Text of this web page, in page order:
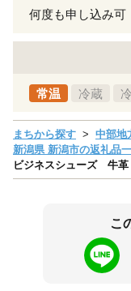
何度も申し込み可
常温 冷蔵
まちから探す 中部地
新潟県 新潟市の返礼品
ビジネスシューズ 牛
こ